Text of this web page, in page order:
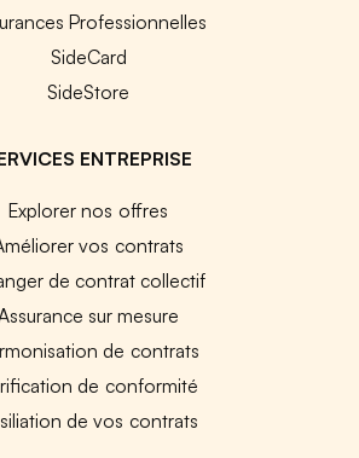
Professionnelles
SideCard
SideStore
ENTREPRISE
Explorer nos offres
vos contrats
de contrat collectif
sur mesure
de contrats
de conformité
de vos contrats